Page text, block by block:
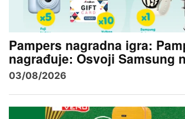
Pampers nagradna igra:
nagrađuje: Osvoji Samsung
03/08/2026